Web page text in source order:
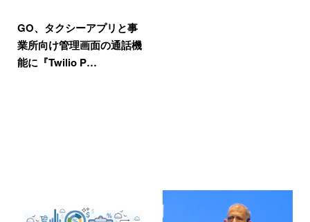
GO、タクシーアプリと事
業所向け管理画面の通話機
能に『Twilio P…